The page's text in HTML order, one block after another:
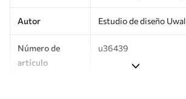
Autor Estudio de diseño
Número de
artículo
u36439